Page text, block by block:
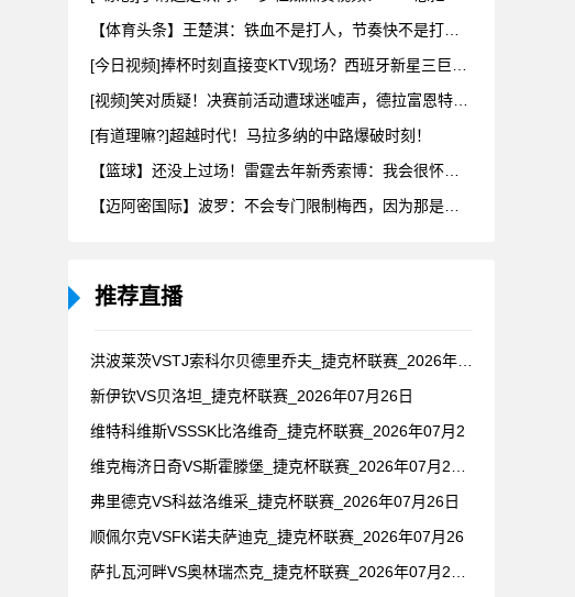
[有道理嘛?]超越时代！马拉多纳的中路爆破时刻！
推荐直播
新伊钦VS贝洛坦_捷克杯联赛_2026年07月26日
维特科维斯VSSSK比洛维奇_捷克杯联赛_2026年07月2
弗里德克VS科兹洛维采_捷克杯联赛_2026年07月26日
顺佩尔克VSFK诺夫萨迪克_捷克杯联赛_2026年07月26